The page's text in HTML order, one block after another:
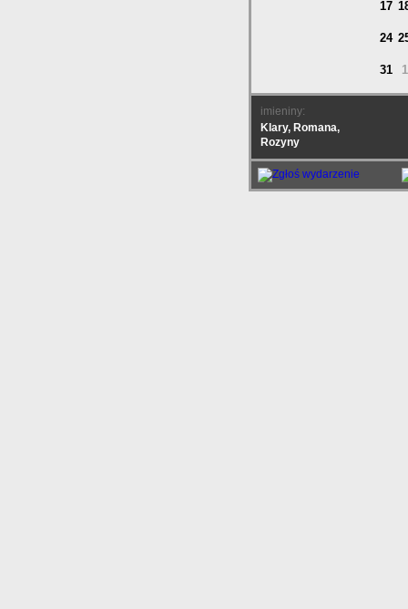
17
24
31 1
imieniny:
Klary, Romana,
Rozyny